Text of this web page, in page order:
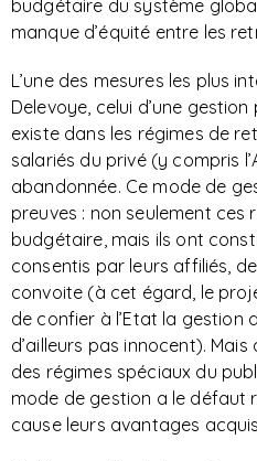
budgétaire du système
manque d’équité entre les
L’une des mesures les plus
Delevoye, celui d’une
existe dans les régimes de
salariés du privé (y compris
abandonnée. Ce mode de
preuves : non seulement ces
budgétaire, mais ils ont
consentis par leurs affiliés,
convoite (à cet égard, le
de confier à l’Etat la gestion
d’ailleurs pas innocent).
des régimes spéciaux du
mode de gestion a le défaut
cause leurs avantages